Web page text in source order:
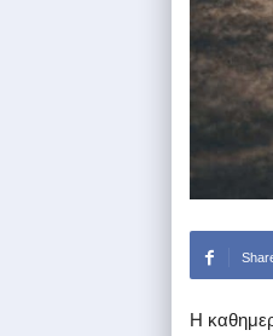
Η